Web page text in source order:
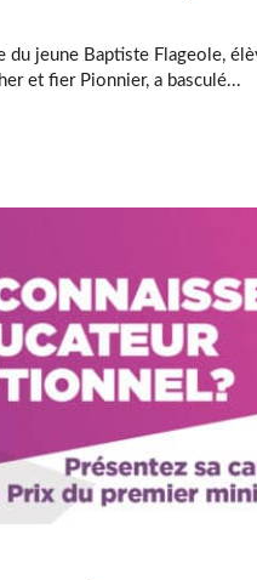
du jeune Baptiste Flageole,
et fier Pionnier, a basculé...